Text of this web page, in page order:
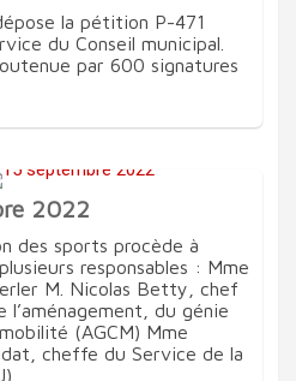
la pétition P-471
du Conseil municipal.
par 600 signatures
2022
des sports procède à
responsables : Mme
M. Nicolas Betty, chef
l’aménagement, du génie
(AGCM) Mme
cheffe du Service de la